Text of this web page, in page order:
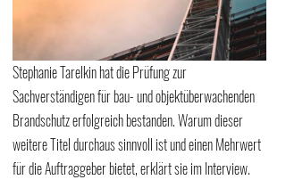
Stephanie Tarelkin hat die Prüfung zur
Sachverständigen für bau- und objektüberwachenden
Brandschutz erfolgreich bestanden. Warum dieser
weitere Titel durchaus sinnvoll ist und einen Mehrwert
für die Auftraggeber bietet, erklärt sie im Interview.